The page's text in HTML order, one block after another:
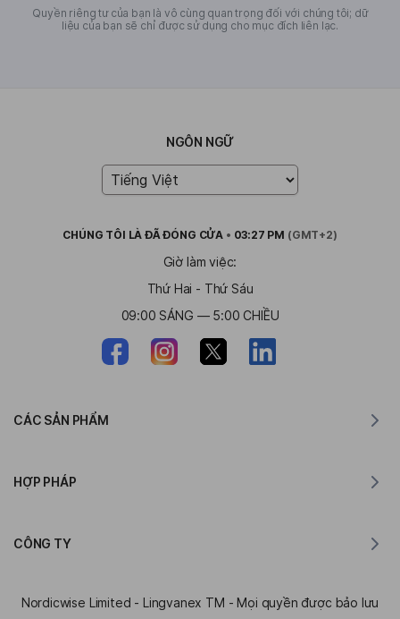
Quyền riêng tư của bạn là vô cùng quan trọng đối với chúng tôi; dữ
liệu của bạn sẽ chỉ được sử dụng cho mục đích liên lạc.
NGÔN NGỮ
CHÚNG TÔI LÀĐÃ ĐÓNG CỬA • 03:27 PM (GMT+2)
Giờ làm việc:
Thứ Hai - Thứ Sáu
09:00 SÁNG — 5:00 CHIỀU
CÁC SẢN PHẨM
Trình dịch cho Edge
HỢP PHÁP
Biểu Mẫu Đăng Ký Chương Trình Affiliate
CÔNG TY
Bộ tài liệu báo chí
Nordicwise Limited - Lingvanex TM - Mọi quyền được bảo lưu